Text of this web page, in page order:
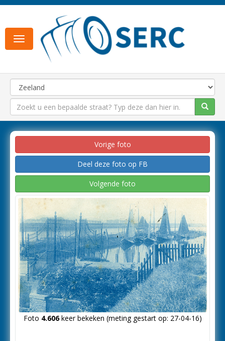
Toggle
navigation
Vorige foto
Deel deze foto op FB
Volgende foto
Foto 4.606keer bekeken (meting gestart op: 27-04-16)